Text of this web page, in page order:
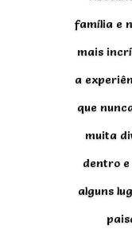
família e
mais
a
que
muita
dentro
alguns